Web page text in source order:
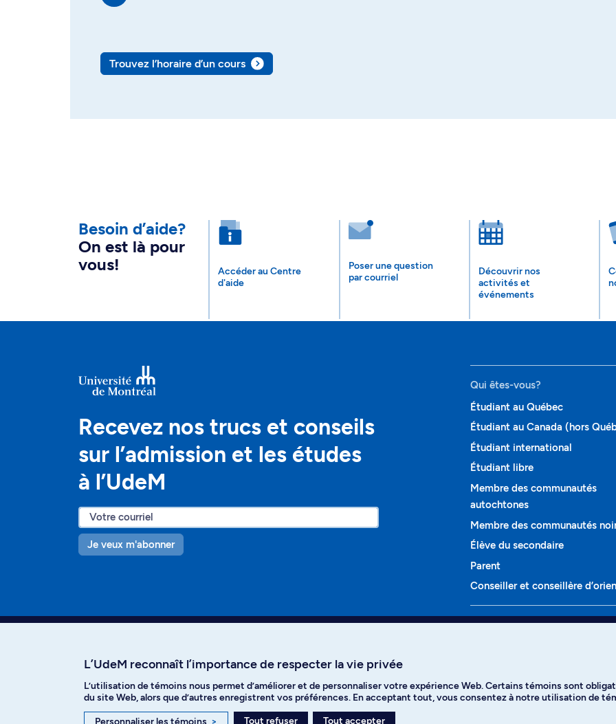
Trouvez l’horaire d’un cours
Besoin d’aide?
On est là pour
vous!
Accéder au Centre
d'aide
Poser une question
par courriel
Découvrir nos
activités et
événements
Recevez nos trucs et conseils
sur l’admission et les études
à l’UdeM
Je veux m'abonner
Qui êtes-vous?
Étudiant au Québec
Étudiant au Canada (hors
Étudiant international
Étudiant libre
Membre des communautés
autochtones
Membre des communautés
Élève du secondaire
Parent
Conseiller et conseillère
Programmes et cours
Facebook Instagram TikTok YouTube Spotify
L’UdeM reconnaît l’importance de respecter la vie privée
L’utilisation de témoins nous permet d’améliorer et de personnaliser votre expérience Web. Certains témoins sont
du site Web, alors que d’autres enregistrent vos préférences. En acceptant tout, vous consentez à notre utilisation de
Personnaliser les témoins > Tout refuser Tout accepter